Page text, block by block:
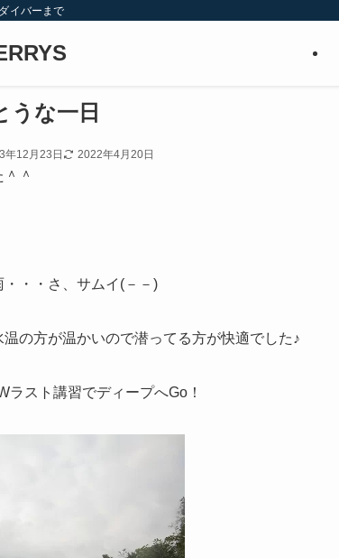
イバーまで
うな一日
年12月23日 2022年4月20日
＾
・・さ、サムイ(－－)
温の方が温かいので潜ってる方が快適でした♪
ラスト講習でディープへGo！